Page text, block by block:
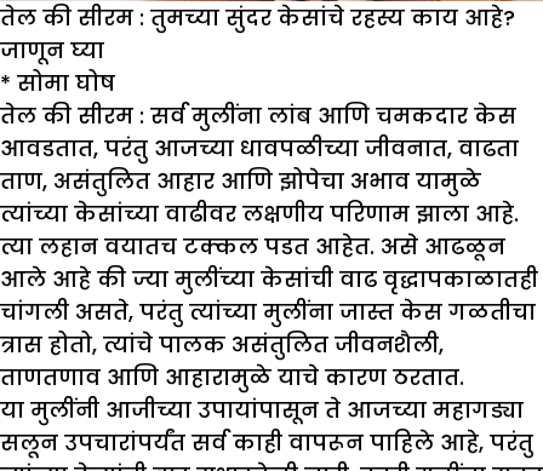
तेल की सीरम : तुमच्या सुंदर केसांचे रहस्य काय आहे?
जाणून घ्या
* सोमा घोष
तेल की सीरम : सर्व मुलींना लांब आणि चमकदार केस
आवडतात, परंतु आजच्या धावपळीच्या जीवनात, वाढता
ताण, असंतुलित आहार आणि झोपेचा अभाव यामुळे
त्यांच्या केसांच्या वाढीवर लक्षणीय परिणाम झाला आहे.
त्या लहान वयातच टक्कल पडत आहेत. असे आढळून
आले आहे की ज्या मुलींच्या केसांची वाढ वृद्धापकाळातही
चांगली असते, परंतु त्यांच्या मुलींना जास्त केस गळतीचा
त्रास होतो, त्यांचे पालक असंतुलित जीवनशैली,
ताणतणाव आणि आहारामुळे याचे कारण ठरतात.
या मुलींनी आजीच्या उपायांपासून ते आजच्या महागड्या
सलून उपचारांपर्यंत सर्व काही वापरून पाहिले आहे, परंतु